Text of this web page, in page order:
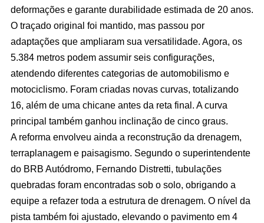
deformações e garante durabilidade estimada de 20 anos.
O traçado original foi mantido, mas passou por
adaptações que ampliaram sua versatilidade. Agora, os
5.384 metros podem assumir seis configurações,
atendendo diferentes categorias de automobilismo e
motociclismo. Foram criadas novas curvas, totalizando
16, além de uma chicane antes da reta final. A curva
principal também ganhou inclinação de cinco graus.
A reforma envolveu ainda a reconstrução da drenagem,
terraplanagem e paisagismo. Segundo o superintendente
do BRB Autódromo, Fernando Distretti, tubulações
quebradas foram encontradas sob o solo, obrigando a
equipe a refazer toda a estrutura de drenagem. O nível da
pista também foi ajustado, elevando o pavimento em 4